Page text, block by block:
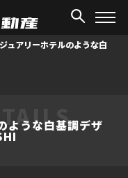
ュアリーホテルのような白
ような白基調デザ